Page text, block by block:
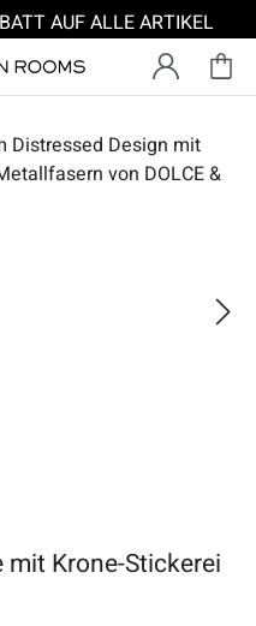
AUF ALLE ARTIKEL
Krone-Stickerei